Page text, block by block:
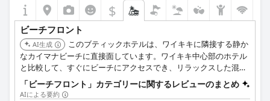
$
ビーチフロント
AI生成
このブティックホテルは、ワイキキに隣接する静か
なカイマナビーチに直接面しています。ワイキキ中心部のホテル
と比較して、すぐにビーチにアクセスでき、リラックスした混雑
の少ない雰囲気を提供します。
「ビーチフロント」カテゴリーに関するレビューのまとめ
AIによる要約